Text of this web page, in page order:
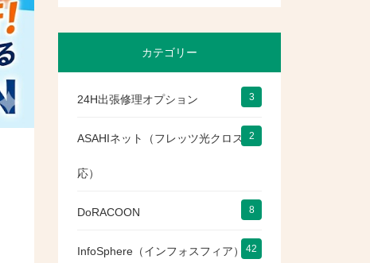
カテゴリー
24H出張修理オプション 3
ASAHIネット（フレッツ光クロス対
応）
2
DoRACOON 8
InfoSphere（インフォスフィア） 42